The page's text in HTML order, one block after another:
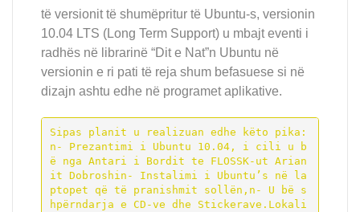
të versionit të shumëpritur të Ubuntu-s, versionin
10.04 LTS (Long Term Support) u mbajt eventi i
radhës në librarinë “Dit e Nat”n Ubuntu në
versionin e ri pati të reja shum befasuese si në
dizajn ashtu edhe në programet aplikative.
Sipas planit u realizuan edhe këto pika:
n- Prezantimi i Ubuntu 10.04, i cili u b
ë nga Antari i Bordit te FLOSSK-ut Arian
it Dobroshin- Instalimi i Ubuntu’s në la
ptopet që të pranishmit sollën,n- U bë s
hpërndarja e CD-ve dhe Stickerave.Lokali